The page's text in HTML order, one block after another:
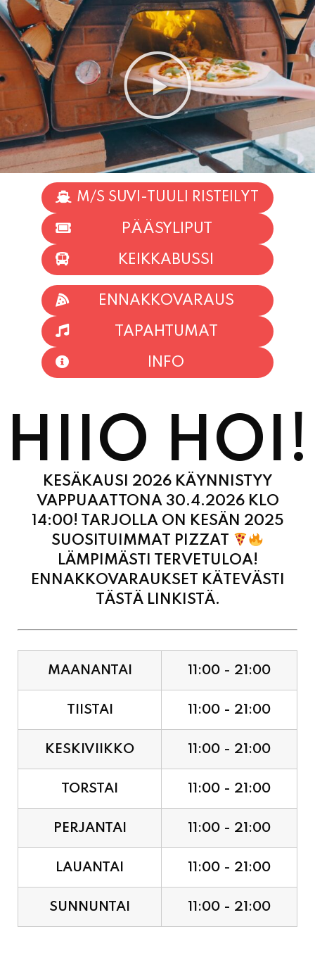
M/S SUVI-TUULI RISTEILYT
PÄÄSYLIPUT
KEIKKABUSSI
TAPAHTUMAT
INFO
HIIO HOI!
KESÄKAUSI 2026 KÄYNNISTYY
VAPPUAATTONA 30.4.2026 KLO
14:00! TARJOLLA ON KESÄN 2025
SUOSITUIMMAT PIZZAT
LÄMPIMÄSTI TERVETULOA!
ENNAKKOVARAUKSET KÄTEVÄSTI
TÄSTÄ LINKISTÄ.
TIISTAI 11:00 - 21:00
KESKIVIIKKO 11:00 - 21:00
TORSTAI 11:00 - 21:00
PERJANTAI 11:00 - 21:00
LAUANTAI 11:00 - 21:00
SUNNUNTAI 11:00 - 21:00